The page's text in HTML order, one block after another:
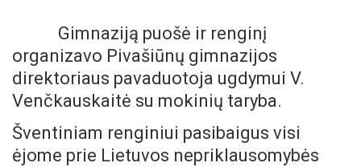
Gimnaziją puošė ir renginį
organizavo Pivašiūnų gimnazijos
direktoriaus pavaduotoja ugdymui V.
Venčkauskaitė su mokinių taryba.
Šventiniam renginiui pasibaigus visi
ėjome prie Lietuvos nepriklausomybės